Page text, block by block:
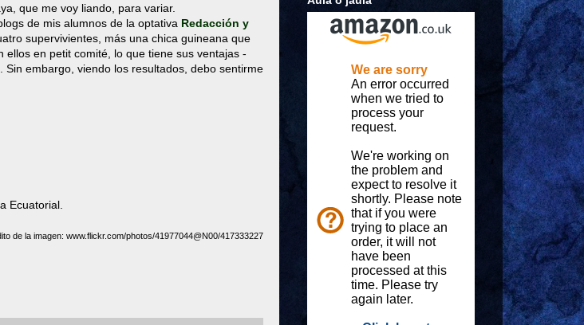
que me voy liando, para variar.
de mis alumnos de la optativa Redacción y
supervivientes, más una chica guineana que
en petit comité, lo que tiene sus ventajas -
embargo, viendo los resultados, debo sentirme
Ecuatorial.
de la imagen: www.flickr.com/photos/41977044@N00/417333227